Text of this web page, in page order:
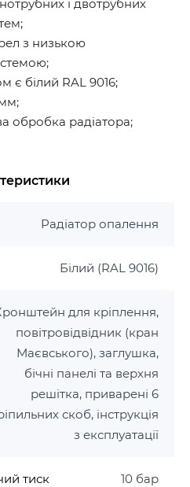
і двотрубних
з низькою
є білий RAL 9016;
обробка радіатора;
Радіатор опалення
Білий (RAL 9016)
для кріплення,
повітровідвідник (кран
Маєвського), заглушка,
бічні панелі та верхня
решітка, приварені 6
скоб, інструкція
з експлуатації
тиск 10 бар